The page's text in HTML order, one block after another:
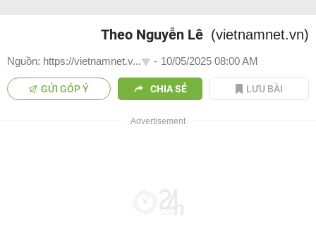
Theo Nguyễn Lê (vietnamnet.vn)
Nguồn: https://vietnamnet.v... - 10/05/2025 08:00 AM
GỬI GÓP Ý CHIA SẺ LƯU BÀI